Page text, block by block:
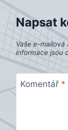
Napsat
Vaše e-mailová
informace jsou
Komentář *